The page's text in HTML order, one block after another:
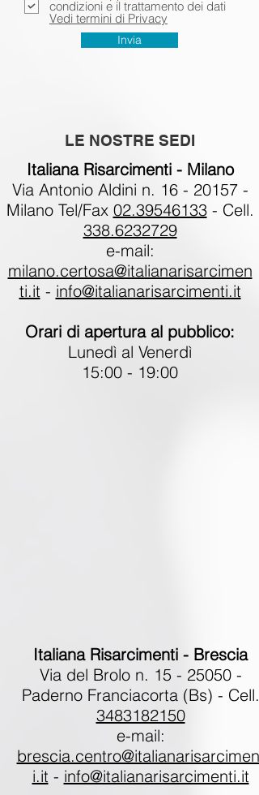
condizioni e il trattamento dei dati
Vedi termini di Privacy
Invia
LE NOSTRE SEDI
Italiana Risarcimenti - Milano
Via Antonio Aldini n. 16 - 20157-
Milano Tel/Fax 02.39546133- Cell.
338.6232729
e-mail:
milano.certosa@italianarisarcimen
ti.it - info@italianarisarcimenti.it
Orari di apertura al pubblico:
Lunedì al Venerdì
15:00 - 19:00
Italiana Risarcimenti - Brescia
Via del Brolo n. 15 - 25050-
Paderno Franciacorta (Bs) - Cell.
3483182150
e-mail:
brescia.centro@italianarisarciment
i.it - info@italianarisarcimenti.it